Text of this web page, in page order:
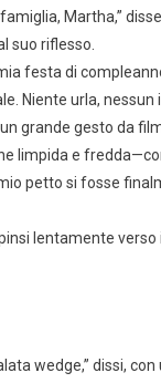
Martha,”
suo riflesso.
festa di
Niente urla, nessun
grande gesto da
limpida e
petto si fosse
lentamente verso
wedge,” dissi, con